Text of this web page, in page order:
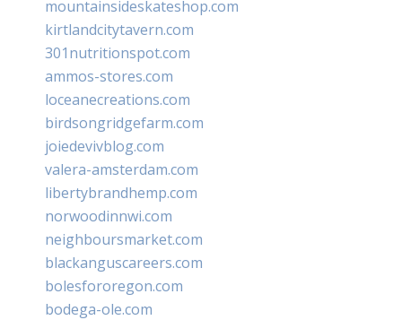
mountainsideskateshop.com
kirtlandcitytavern.com
301nutritionspot.com
ammos-stores.com
loceanecreations.com
birdsongridgefarm.com
joiedevivblog.com
valera-amsterdam.com
libertybrandhemp.com
norwoodinnwi.com
neighboursmarket.com
blackanguscareers.com
bolesfororegon.com
bodega-ole.com